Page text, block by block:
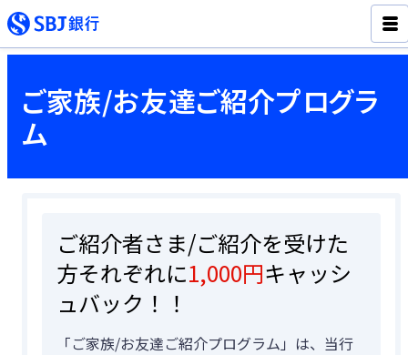
ご家族/お友達ご紹介プログラ
ム
ご紹介者さま/ご紹介を受けた
方それぞれに1,000円キャッシ
ュバック！！
「ご家族/お友達ご紹介プログラム」は、当行